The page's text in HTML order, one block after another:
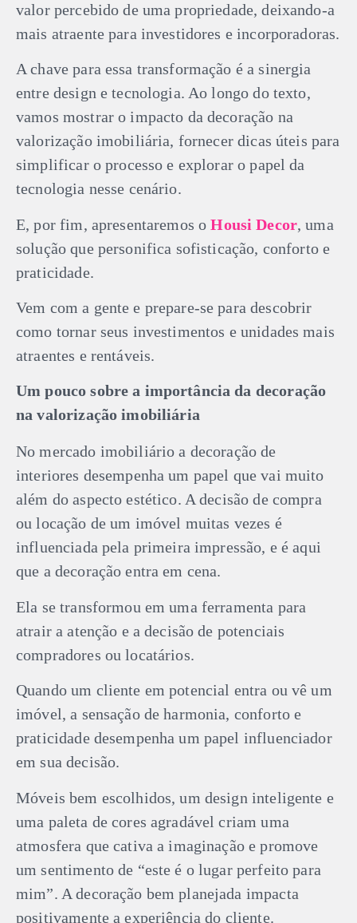
valor percebido de uma propriedade, deixando-a
mais atraente para investidores e incorporadoras.
A chave para essa transformação é a sinergia
entre design e tecnologia. Ao longo do texto,
vamos mostrar o impacto da decoração na
valorização imobiliária, fornecer dicas úteis para
simplificar o processo e explorar o papel da
tecnologia nesse cenário.
E, por fim, apresentaremos oHousi Decor, uma
solução que personifica sofisticação, conforto e
praticidade.
Vem com a gente e prepare-se para descobrir
como tornar seus investimentos e unidades mais
atraentes e rentáveis.
Um pouco sobre a importância da decoração
na valorização imobiliária
No mercado imobiliário a decoração de
interiores desempenha um papel que vai muito
além do aspecto estético. A decisão de compra
ou locação de um imóvel muitas vezes é
influenciada pela primeira impressão, e é aqui
que a decoração entra em cena.
Ela se transformou em uma ferramenta para
atrair a atenção e a decisão de potenciais
compradores ou locatários.
Quando um cliente em potencial entra ou vê um
imóvel, a sensação de harmonia, conforto e
praticidade desempenha um papel influenciador
em sua decisão.
Móveis bem escolhidos, um design inteligente e
uma paleta de cores agradável criam uma
atmosfera que cativa a imaginação e promove
um sentimento de “este é o lugar perfeito para
mim”. A decoração bem planejada impacta
positivamente a experiência do cliente.